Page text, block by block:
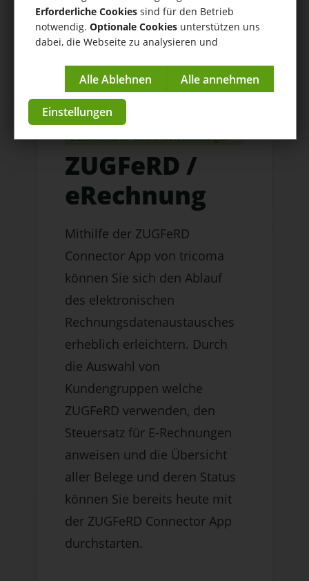
Datenformat für elektronische Rechnungen
ZUGFeRD /
eRechnung
Mithilfe der ZUGFeRD
Connector App von tricoma
können Sie sich den Ablauf
des elektronischen
Rechnungsdatenaustausches
erheblich erleichtern. Durch
die Auswahl von
Kundengruppen welche
ZUGFeRD verwenden, den
Steuersatz für E-Rechnungen
anweisen und die Übersicht
aller Belege und deren Status
können Sie bereits heute mit
der ZUGFeRD Connector App
durchstarten.
Erforderliche Cookies sind für den Betrieb
notwendig. Optionale Cookies unterstützen uns
dabei, die Webseite zu analysieren und
Impressum| Datenschutzerklärung
Einstellungen